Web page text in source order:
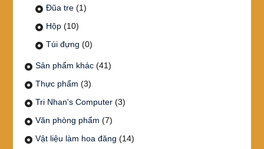
Đũa tre (1)
Hộp (10)
Túi đựng (0)
Sản phẩm khác (41)
Thực phẩm (3)
Tri Nhan's Computer (3)
Văn phòng phẩm (7)
Vật liệu làm hoa đăng (14)